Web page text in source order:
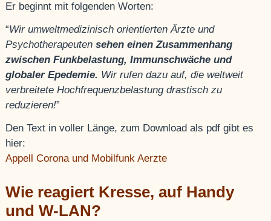
Er beginnt mit folgenden Worten:
“Wir umweltmedizinisch orientierten Ärzte und
Psychotherapeutensehen einen Zusammenhang
zwischen Funkbelastung, Immunschwäche und
globaler Epedemie. Wir rufen dazu auf, die weltweit
verbreitete Hochfrequenzbelastung drastisch zu
reduzieren!”
Den Text in voller Länge, zum Download als pdf gibt es
hier:
Appell Corona und Mobilfunk Aerzte
Wie reagiert Kresse, auf Handy
und W-LAN?